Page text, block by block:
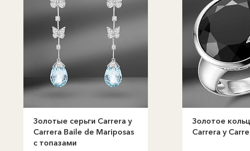
Золотые серьги Carrera y
Carrera Baile de Mariposas
с топазами
Золотое
Carrera y